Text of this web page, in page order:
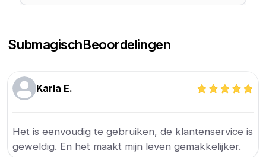
SubmagischBeoordelingen
Karla E.
Het is eenvoudig te gebruiken, de klantenservice is
geweldig. En het maakt mijn leven gemakkelijker.